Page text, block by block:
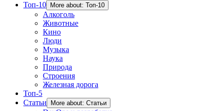
Топ-10
More about: Топ-10
Алкоголь
Животные
Кино
Люди
Музыка
Наука
Природа
Строения
Железная дорога
Топ-5
Статьи
More about: Статьи